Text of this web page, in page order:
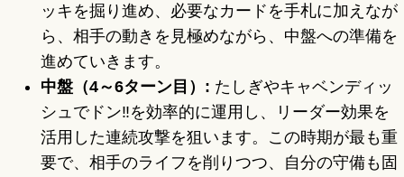
ッキを掘り進め、必要なカードを手札に加えなが
ら、相手の動きを見極めながら、中盤への準備を
進めていきます。
中盤（4～6ターン目）: たしぎやキャベンディッ
シュでドン‼を効率的に運用し、リーダー効果を
活用した連続攻撃を狙います。この時期が最も重
要で、相手のライフを削りつつ、自分の守備も固